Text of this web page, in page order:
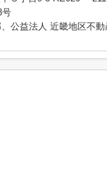
号
公益法人 近畿地区不